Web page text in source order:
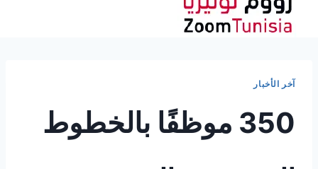
آخر الأخبار
350 موظفًا بالخطوط